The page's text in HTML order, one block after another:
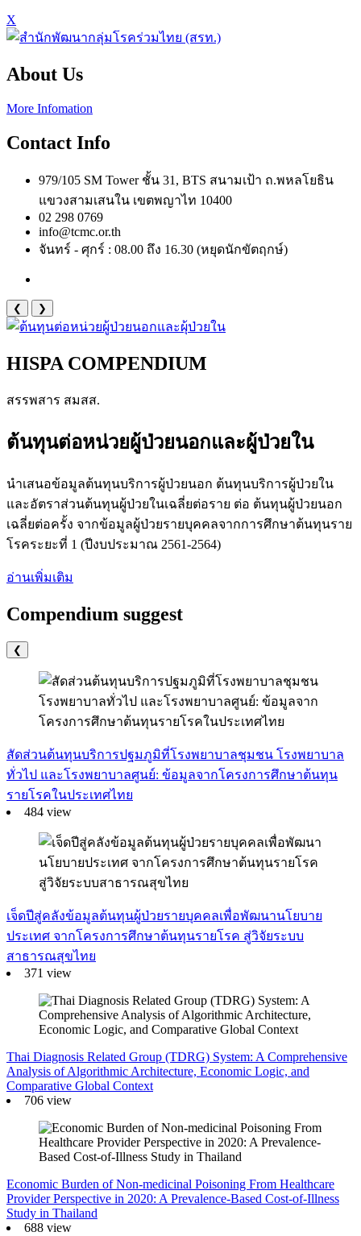
X
About Us
More Infomation
Contact Info
979/105 SM Tower ชั้น 31, BTS สนามเป้า ถ.พหลโยธิน
แขวงสามเสนใน เขตพญาไท 10400
02 298 0769
info@tcmc.or.th
จันทร์ - ศุกร์ : 08.00 ถึง 16.30 (หยุดนักขัตฤกษ์)
❮ ❯
HISPA COMPENDIUM
สรรพสาร สมสส.
ต้นทุนต่อหน่วยผู้ป่วยนอกและผู้ป่วยใน
นำเสนอข้อมูลต้นทุนบริการผู้ป่วยนอก ต้นทุนบริการผู้ป่วยใน
และอัตราส่วนต้นทุนผู้ป่วยในเฉลี่ยต่อราย ต่อ ต้นทุนผู้ป่วยนอก
เฉลี่ยต่อครั้ง จากข้อมูลผู้ป่วยรายบุคคลจากการศึกษาต้นทุนราย
โรคระยะที่ 1 (ปีงบประมาณ 2561-2564)
อ่านเพิ่มเติม
Compendium suggest
❮
สัดส่วนต้นทุนบริการปฐมภูมิที่โรงพยาบาลชุมชน โรงพยาบาล
ทั่วไป และโรงพยาบาลศูนย์: ข้อมูลจากโครงการศึกษาต้นทุน
รายโรคในประเทศไทย
484 view
เจ็ดปีสู่คลังข้อมูลต้นทุนผู้ป่วยรายบุคคลเพื่อพัฒนานโยบาย
ประเทศ จากโครงการศึกษาต้นทุนรายโรค สู่วิจัยระบบ
สาธารณสุขไทย
371 view
Thai Diagnosis Related Group (TDRG) System: A Comprehensive
Analysis of Algorithmic Architecture, Economic Logic, and
Comparative Global Context
706 view
Economic Burden of Non-medicinal Poisoning From Healthcare
Provider Perspective in 2020: A Prevalence-Based Cost-of-Illness
Study in Thailand
688 view